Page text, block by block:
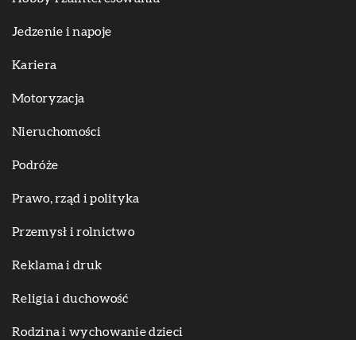
Jedzenie i napoje
Kariera
Motoryzacja
Nieruchomości
Podróże
Prawo, rząd i polityka
Przemysł i rolnictwo
Reklama i druk
Religia i duchowość
Rodzina i wychowanie dzieci